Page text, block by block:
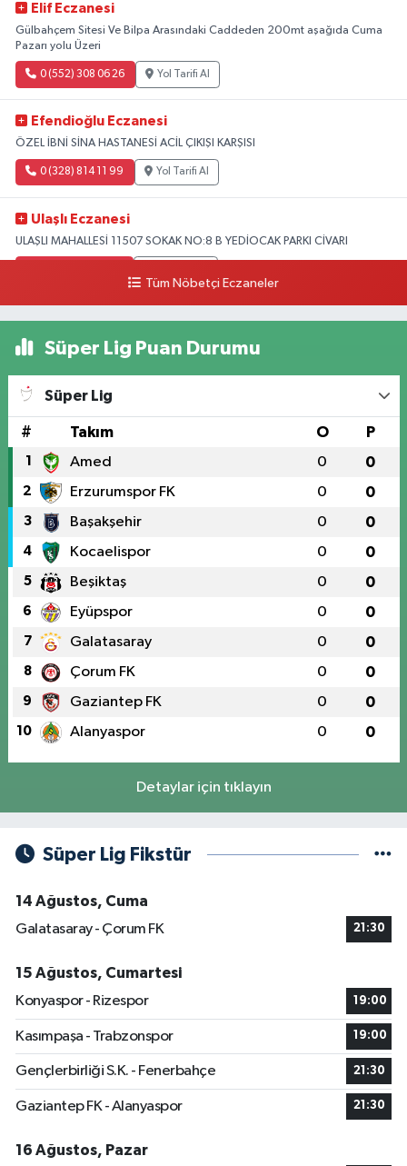
Elif Eczanesi
Gülbahçem Sitesi Ve Bilpa Arasındaki Caddeden 200mt aşağıda Cuma
Pazarı yolu Üzeri
0 (552) 308 06 26 Yol Tarifi Al
Efendioğlu Eczanesi
ÖZEL İBNİ SİNA HASTANESİ ACİL ÇIKIŞI KARŞISI
0 (328) 814 11 99 Yol Tarifi Al
Ulaşlı Eczanesi
ULAŞLI MAHALLESİ 11507 SOKAK NO:8 B YEDİOCAK PARKI CİVARI
Tüm Nöbetçi Eczaneler
Süper Lig Puan Durumu
Süper Lig
# Takım O P
1 Amed 0 0
2 Erzurumspor FK 0 0
3 Başakşehir 0 0
4 Kocaelispor 0 0
5 Beşiktaş 0 0
6 Eyüpspor 0 0
7 Galatasaray 0 0
8 Çorum FK 0 0
9 Gaziantep FK 0 0
10 Alanyaspor 0 0
Detaylar için tıklayın
Süper Lig Fikstür
14 Ağustos, Cuma
Galatasaray - Çorum FK
21:30
15 Ağustos, Cumartesi
Konyaspor - Rizespor
19:00
Kasımpaşa - Trabzonspor 19:00
Gençlerbirliği S.K. - Fenerbahçe 21:30
Gaziantep FK - Alanyaspor 21:30
16 Ağustos, Pazar